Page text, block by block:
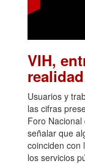
VIH,
realidad
Usuarios y
las cifras
Foro
señalar que
coinciden con
los servicios